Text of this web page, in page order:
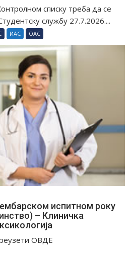
списку треба да се
службу 27.7.2026....
ИАС ОАС
испитном року
– Клиничка
ОВДЕ